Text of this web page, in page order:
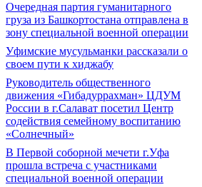
Очередная партия гуманитарного
груза из Башкортостана отправлена в
зону специальной военной операции
Уфимские мусульманки рассказали о
своем пути к хиджабу
Руководитель общественного
движения «Гибадуррахман» ЦДУМ
России в г.Салават посетил Центр
содействия семейному воспитанию
«Солнечный»
В Первой соборной мечети г.Уфа
прошла встреча с участниками
специальной военной операции